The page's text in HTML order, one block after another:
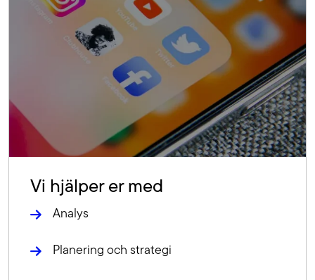
Vi hjälper er med
Analys
Planering och strategi